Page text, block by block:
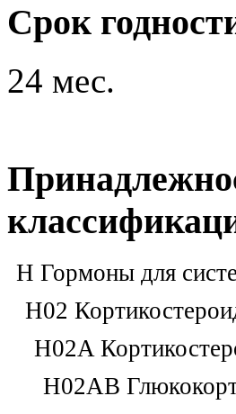
Срок
24 мес.
H Гормоны для
H02
H02A
H02AB